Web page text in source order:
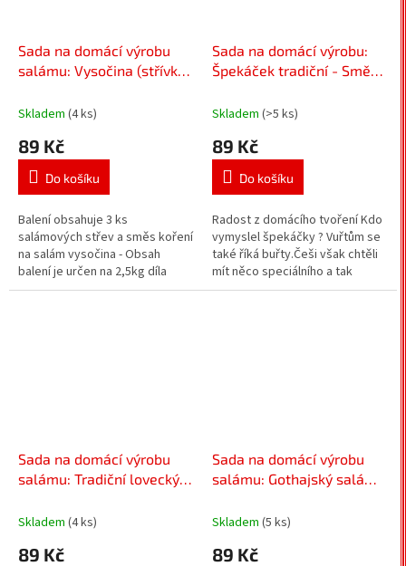
Sada na domácí výrobu
salámu: Vysočina (střívka
Skladem (4 ks)
89 Kč
Do košíku
Balení obsahuje 3 ks
salámových střev a směs koření
na salám vysočina - Obsah
balení je určen na 2,5kg díla
Domácí salám z Vysočiny, ten si
Sada na domácí výrobu:
Špekáček tradiční - Směs
Skladem (>5 ks)
89 Kč
Do košíku
Radost z domácího tvoření Kdo
vymyslel špekáčky ? Vuřtům se
také říká buřty.Češi však chtěli
mít něco speciálního a tak
vymysleli špekáčky.Špekáček
Sada na domácí výrobu
salámu: Tradiční lovecký
Skladem (4 ks)
89 Kč
Sada na domácí výrobu
salámu: Gothajský salám
Skladem (5 ks)
89 Kč